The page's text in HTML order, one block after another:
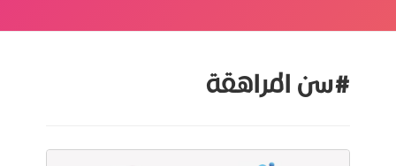
#سن المراهقة